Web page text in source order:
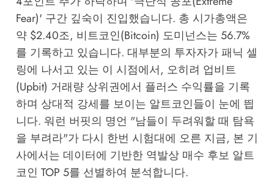
Fear)' 구간 깊숙이 진입했습니다. 총 시가총액은
약 $2.40조, 비트코인(Bitcoin) 도미넌스는 56.7%
를 기록하고 있습니다. 대부분의 투자자가 패닉 셀
링에 나서고 있는 이 시점에서, 오히려 업비트
(Upbit) 거래량 상위권에서 플러스 수익률을 기록
하며 상대적 강세를 보이는 알트코인들이 눈에 띕
니다. 워런 버핏의 명언 "남들이 두려워할 때 탐욕
을 부려라"가 다시 한번 시험대에 오른 지금, 본 기
사에서는 데이터에 기반한 역발상 매수 후보 알트
코인 TOP 5를 선별하여 분석합니다.